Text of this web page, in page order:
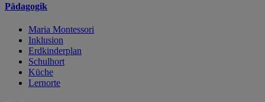
Pädagogik
Maria Montessori
Inklusion
Erdkinderplan
Schulhort
Küche
Lernorte